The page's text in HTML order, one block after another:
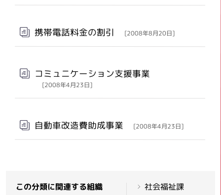
携帯電話料金の割引 [2008年8月20日]
コミュニケーション支援事業
[2008年4月23日]
自動車改造費助成事業 [2008年4月23日]
この分類に関連する組織 社会福祉課